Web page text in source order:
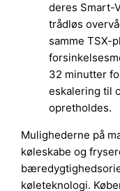
deres Smart-
trådløs
samme TSX-
32 minutter
eskalering til
opretholdes.
Mulighederne på
køleskabe og
køleteknologi.